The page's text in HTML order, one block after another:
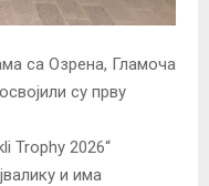
са Озрена, Гламоча
су прву
Trophy 2026“
и има